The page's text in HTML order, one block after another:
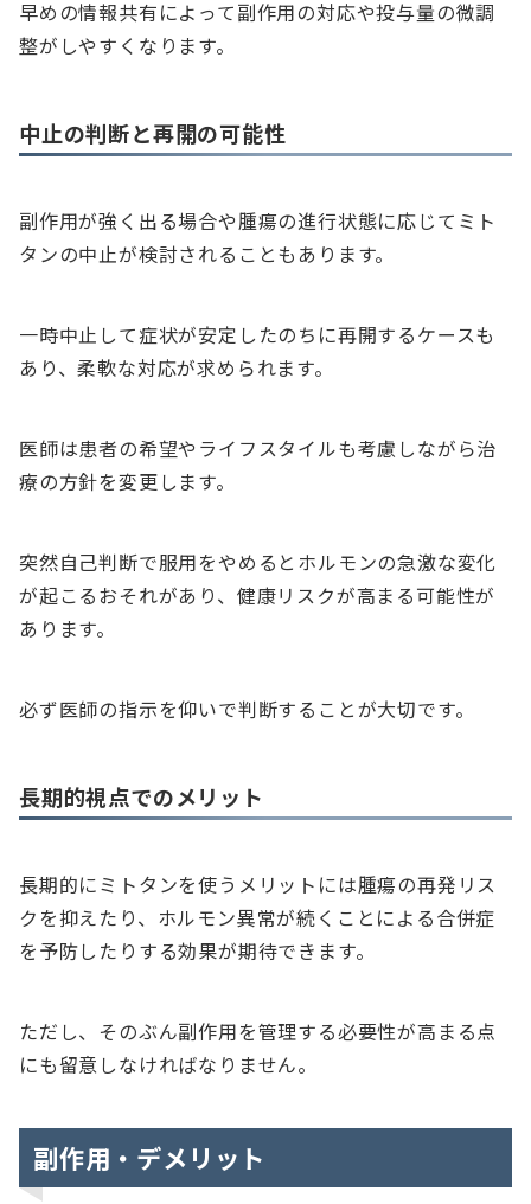
早めの情報共有によって副作用の対応や投与量の微調
整がしやすくなります。
中止の判断と再開の可能性
副作用が強く出る場合や腫瘍の進行状態に応じてミト
タンの中止が検討されることもあります。
一時中止して症状が安定したのちに再開するケースも
あり、柔軟な対応が求められます。
医師は患者の希望やライフスタイルも考慮しながら治
療の方針を変更します。
突然自己判断で服用をやめるとホルモンの急激な変化
が起こるおそれがあり、健康リスクが高まる可能性が
あります。
必ず医師の指示を仰いで判断することが大切です。
長期的視点でのメリット
長期的にミトタンを使うメリットには腫瘍の再発リス
クを抑えたり、ホルモン異常が続くことによる合併症
を予防したりする効果が期待できます。
ただし、そのぶん副作用を管理する必要性が高まる点
にも留意しなければなりません。
副作用・デメリット